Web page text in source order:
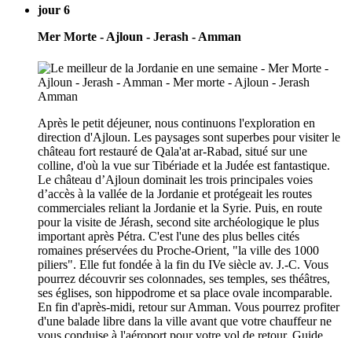
jour 6
Mer Morte - Ajloun - Jerash - Amman
Après le petit déjeuner, nous continuons l'exploration en
direction d'Ajloun. Les paysages sont superbes pour visiter le
château fort restauré de Qala'at ar-Rabad, situé sur une
colline, d'où la vue sur Tibériade et la Judée est fantastique.
Le château d’Ajloun dominait les trois principales voies
d’accès à la vallée de la Jordanie et protégeait les routes
commerciales reliant la Jordanie et la Syrie. Puis, en route
pour la visite de Jérash, second site archéologique le plus
important après Pétra. C'est l'une des plus belles cités
romaines préservées du Proche-Orient, "la ville des 1000
piliers". Elle fut fondée à la fin du IVe siècle av. J.-C. Vous
pourrez découvrir ses colonnades, ses temples, ses théâtres,
ses églises, son hippodrome et sa place ovale incomparable.
En fin d'après-midi, retour sur Amman. Vous pourrez profiter
d'une balade libre dans la ville avant que votre chauffeur ne
vous conduise à l'aéroport pour votre vol de retour. Guide